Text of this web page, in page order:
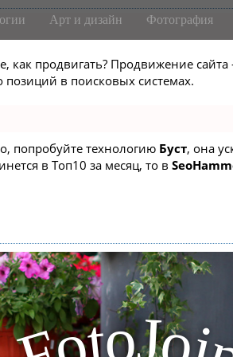
как продвигать? Продвижение
в поисковых системах.
попробуйте технологию Буст, она
в Топ10 за месяц, то в
Арт и дизайн Фотография
toJ